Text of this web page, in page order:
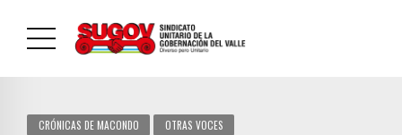
CRÓNICAS DE MACONDO OTRAS VOCES